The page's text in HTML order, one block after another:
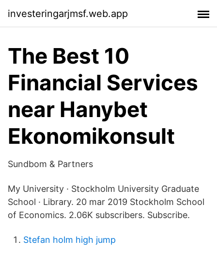
investeringarjmsf.web.app
The Best 10
Financial Services
near Hanybet
Ekonomikonsult
Sundbom & Partners
My University · Stockholm University Graduate
School · Library. 20 mar 2019 Stockholm School
of Economics. 2.06K subscribers. Subscribe.
Stefan holm high jump